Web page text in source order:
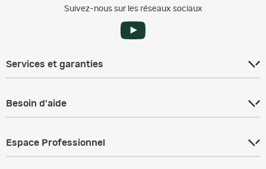
Suivez-nous sur les réseaux sociaux
Services et garanties
Besoin d'aide
Espace Professionnel